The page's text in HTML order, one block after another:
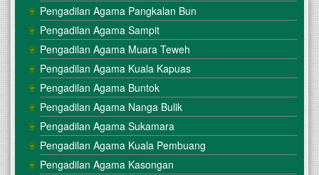
Pengadilan Agama Pangkalan Bun
Pengadilan Agama Sampit
Pengadilan Agama Muara Teweh
Pengadilan Agama Kuala Kapuas
Pengadilan Agama Buntok
Pengadilan Agama Nanga Bulik
Pengadilan Agama Sukamara
Pengadilan Agama Kuala Pembuang
Pengadilan Agama Kasongan